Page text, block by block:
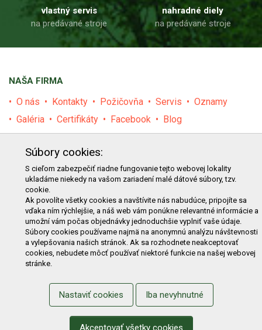
vlastný servis
na predávané stroje
nahradné diely
na predávané stroje
NAŠA FIRMA
O nás Kontakty Požičovňa Servis
Oznamy
Galéria
Certifikáty Facebook Blog
PRODUKTY
E-shop Akcie Darčekové poukážky
Katalógy
Zľavy
Novinky Predávané značky
Bazár
Výzvy pre obce a firmy
NAKUPOVANIE
Obchodné podmienky
Cenník prepravy
Reklamačný poriadok
Odstúpenie od kúpy
Protokol na odstúpenie od kúpy
Alternatívne riešenie sporu
Ochrana osobných údajov
Používanie cookies
Nákup na splátky
Súbory cookies:
S cieľom zabezpečiť riadne fungovanie tejto webovej lokality
ukladáme niekedy na vašom zariadení malé dátové súbory, tzv.
cookie.
Ak povolíte všetky cookies a navštívite nás nabudúce, pripojíte sa
vďaka ním rýchlejšie, a náš web vám ponúkne relevantné informácie a
umožní vám počas objednávky jednoduchšie vyplniť vaše údaje.
Súbory cookies používame najmä na anonymnú analýzu návštevnosti
a vylepšovania našich stránok. Ak sa rozhodnete neakceptovať
cookies, nebudete môcť používať niektoré funkcie na našej webovej
stránke.
Nastaviť cookies Iba nevyhnutné
Akceptovať všetky cookies